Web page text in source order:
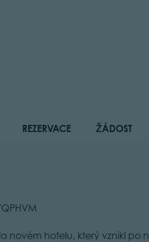
REZERVACE ŽÁDOST
novém hotelu, který vznikl po